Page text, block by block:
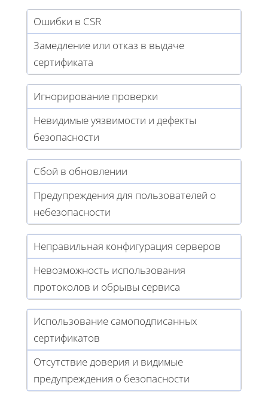
Ошибки в CSR
Замедление или отказ в выдаче
сертификата
Игнорирование проверки
Невидимые уязвимости и дефекты
безопасности
Сбой в обновлении
Предупреждения для пользователей о
небезопасности
Неправильная конфигурация серверов
Невозможность использования
протоколов и обрывы сервиса
Использование самоподписанных
сертификатов
Отсутствие доверия и видимые
предупреждения о безопасности